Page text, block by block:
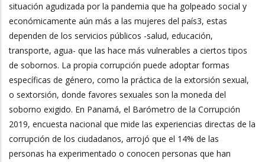
situación agudizada por la pandemia que ha golpeado social y
económicamente aún más a las mujeres del país3, estas
dependen de los servicios públicos -salud, educación,
transporte, agua- que las hace más vulnerables a ciertos tipos
de sobornos. La propia corrupción puede adoptar formas
específicas de género, como la práctica de la extorsión sexual,
o sextorsión, donde favores sexuales son la moneda del
soborno exigido. En Panamá, el Barómetro de la Corrupción
2019, encuesta nacional que mide las experiencias directas de la
corrupción de los ciudadanos, arrojó que el 14% de las
personas ha experimentado o conocen personas que han